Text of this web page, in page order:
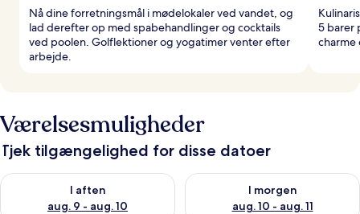
Nå dine forretningsmål i mødelokaler ved vandet, og
lad derefter op med spabehandlinger og cocktails
ved poolen. Golflektioner og yogatimer venter efter
arbejde.
5 barer
charme
Værelsesmuligheder
Tjek tilgængelighed for disse datoer
I aften
aug. 9 - aug. 10
Tjek tilgængelighed for i aften aug. 9 - aug. 10
I morgen
aug. 10 - aug. 11
Tjek tilgængelighed for i